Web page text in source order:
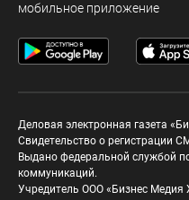
мобильное приложение
Деловая электронная газета
Свидетельство о регистрации
Выдано федеральной службой
коммуникаций.
Учредитель ООО «Бизнес Медия